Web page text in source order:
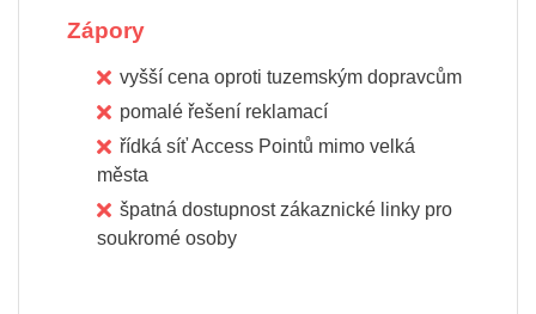
Zápory
vyšší cena oproti tuzemským dopravcům
pomalé řešení reklamací
řídká síť Access Pointů mimo velká
města
špatná dostupnost zákaznické linky pro
soukromé osoby